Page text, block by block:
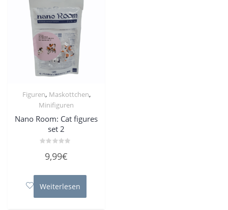
Figuren, Maskottchen,
Minifiguren
Nano Room: Cat figures
set 2
mit
5
9,99€
Weiterlesen